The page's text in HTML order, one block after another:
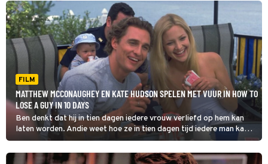
FILM
MATTHEW MCCONAUGHEY EN KATE HUDSON SPELEN MET VUUR IN HOW TO
LOSE A GUY IN 10 DAYS
Ben denkt dat hij in tien dagen iedere vrouw verliefd op hem kan
laten worden. Andie weet hoe ze in tien dagen tijd iedere man kan
dumpen. Wat gebeurt er als ze hun ideeën op elkaar gaan
uitproberen in How to Lose a Guy in 10 Days?